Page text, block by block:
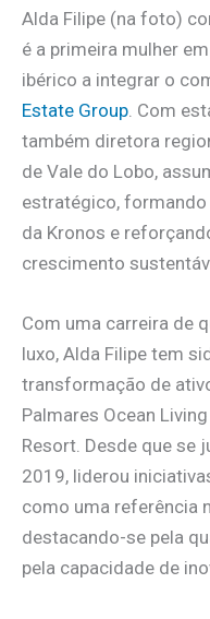
Alda Filipe (na foto)
é a primeira mulher
ibérico a integrar o
Estate Group . Com
também diretora
de Vale do Lobo,
estratégico,
da Kronos e
crescimento
Com uma carreira de
luxo, Alda Filipe tem
transformação de
Palmares Ocean
Resort. Desde que se
2019, liderou
como uma referência
destacando-se pela
pela capacidade de